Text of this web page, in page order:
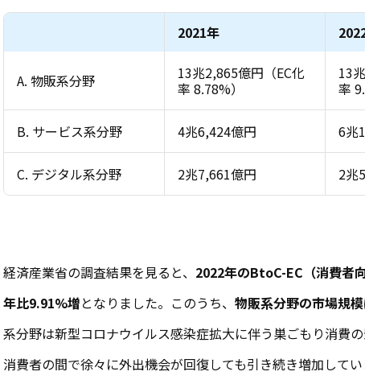
A. 物販系分野
B. サービス系分野
C. デジタル系分野
2021年
13兆2,865億円（EC化
率 8.78%）
4兆6,424億円
2兆7,661億円
13
率
6兆
2兆
経済産業省の調査結果を見ると、 2022年のBtoC-EC（消費者
年比9.91%増となりました。このうち、 物販系分野の市場規
系分野は新型コロナウイルス感染症拡大に伴う巣ごもり消費
消費者の間で徐々に外出機会が回復しても引き続き増加してい